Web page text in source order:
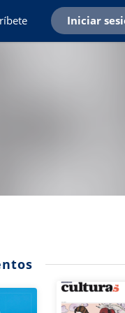
Iniciar